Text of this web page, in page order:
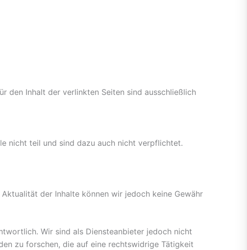
den Inhalt der verlinkten Seiten sind ausschließlich
nicht teil und sind dazu auch nicht verpflichtet.
der Inhalte können wir jedoch keine Gewähr
Wir sind als Diensteanbieter jedoch nicht
zu forschen, die auf eine rechtswidrige Tätigkeit